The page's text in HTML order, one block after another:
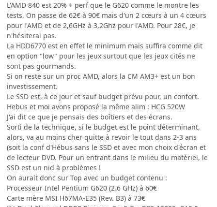
L'AMD 840 est 20% + perf que le G620 comme le montre les
tests. On passe de 62€ à 90€ mais d'un 2 cœurs à un 4 cœurs
pour l'AMD et de 2,6GHz à 3,2Ghz pour l'AMD. Pour 28€, je
n'hésiterai pas.
La HDD6770 est en effet le minimum mais suffira comme dit
en option "low" pour les jeux surtout que les jeux cités ne
sont pas gourmands.
Si on reste sur un proc AMD, alors la CM AM3+ est un bon
investissement.
Le SSD est, à ce jour et sauf budget prévu pour, un confort.
Hebus et moi avons proposé la même alim : HCG 520W
J'ai dit ce que je pensais des boîtiers et des écrans.
Sorti de la technique, si le budget est le point déterminant,
alors, va au moins cher quitte à revoir le tout dans 2-3 ans
(soit la conf d'Hébus sans le SSD et avec mon choix d'écran et
de lecteur DVD. Pour un entrant dans le milieu du matériel, le
SSD est un nid à problèmes !
On aurait donc sur Top avec un budget contenu :
Processeur Intel Pentium G620 (2.6 GHz) à 60€
Carte mère MSI H67MA-E35 (Rev. B3) à 73€